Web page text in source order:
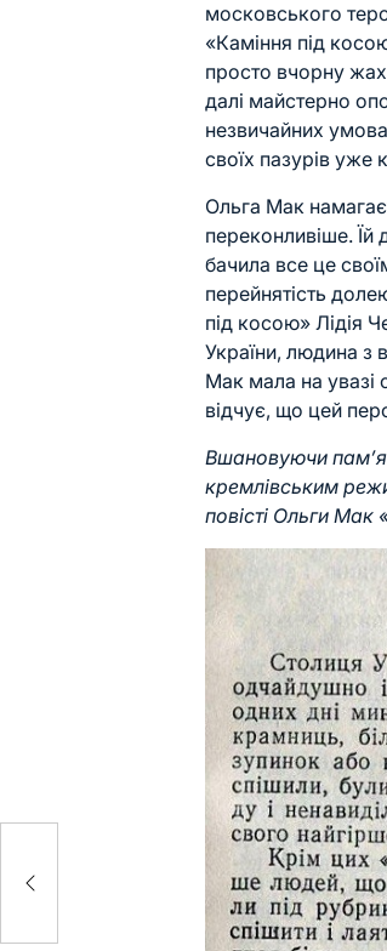
московського
«Каміння під
просто вчорну
далі майстерно
незвичайних
своїх пазурів уже
Ольга Мак
переконливіше. Їй
бачила все це
перейнятість
під косою» Лідія
України, людина з
Мак мала на увазі
відчує, що цей
Вшановуючи
кремлівським
повісті Ольги Мак